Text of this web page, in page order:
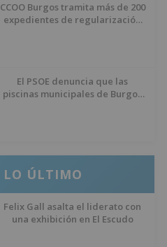
CCOO Burgos tramita más de 200
expedientes de regularización
El PSOE denuncia que las
piscinas municipales de Burgos
LO ÚLTIMO
Felix Gall asalta el liderato con
una exhibición en El Escudo